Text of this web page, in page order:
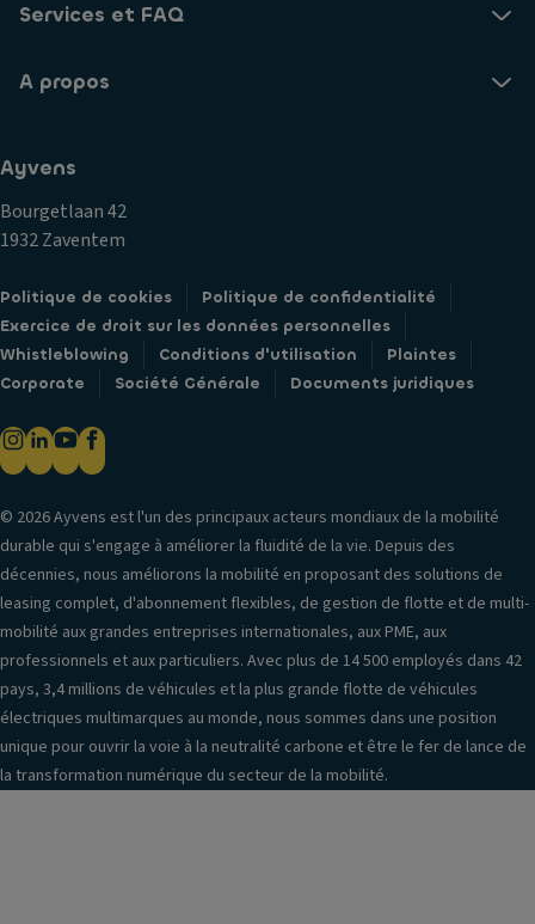
Services et FAQ
A propos
Ayvens
Bourgetlaan 42
1932 Zaventem
Politique de cookies
Politique de confidentialité
Exercice de droit sur les données personnelles
Whistleblowing
Conditions d'utilisation
Plaintes
Corporate
Société Générale Documents juridiques
© 2026 Ayvens est l'un des principaux acteurs mondiaux de la mobilité
durable qui s'engage à améliorer la fluidité de la vie. Depuis des
décennies, nous améliorons la mobilité en proposant des solutions de
leasing complet, d'abonnement flexibles, de gestion de flotte et de multi-
mobilité aux grandes entreprises internationales, aux PME, aux
professionnels et aux particuliers. Avec plus de 14 500 employés dans 42
pays, 3,4 millions de véhicules et la plus grande flotte de véhicules
électriques multimarques au monde, nous sommes dans une position
unique pour ouvrir la voie à la neutralité carbone et être le fer de lance de
la transformation numérique du secteur de la mobilité.